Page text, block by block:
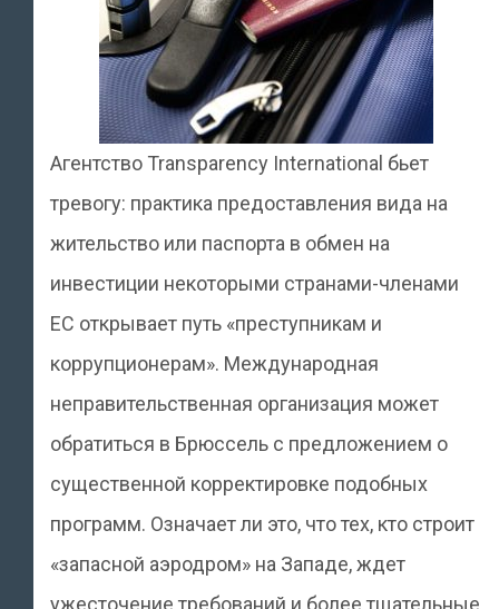
Агентство Transparency International бьет
тревогу: практика предоставления вида на
жительство или паспорта в обмен на
инвестиции некоторыми странами-членами
ЕС открывает путь «преступникам и
коррупционерам». Международная
неправительственная организация может
обратиться в Брюссель с предложением о
существенной корректировке подобных
программ. Означает ли это, что тех, кто строит
«запасной аэродром» на Западе, ждет
ужесточение требований и более тщательные